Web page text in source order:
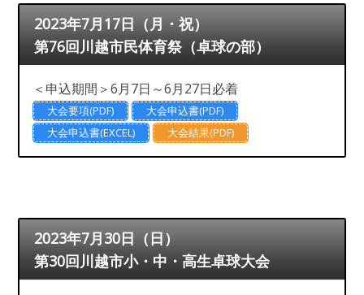
2023年7月17日（月・祝）
第76回川越市民体育祭（卓球の部）
＜申込期間＞6月7日～6月27日必着
大会要項(PDF)
大会申込書(PDF)
大会申込書(EXCEL)
大会結果(PDF)
2023年7月30日（日）
第30回川越市小・中・高生卓球大会